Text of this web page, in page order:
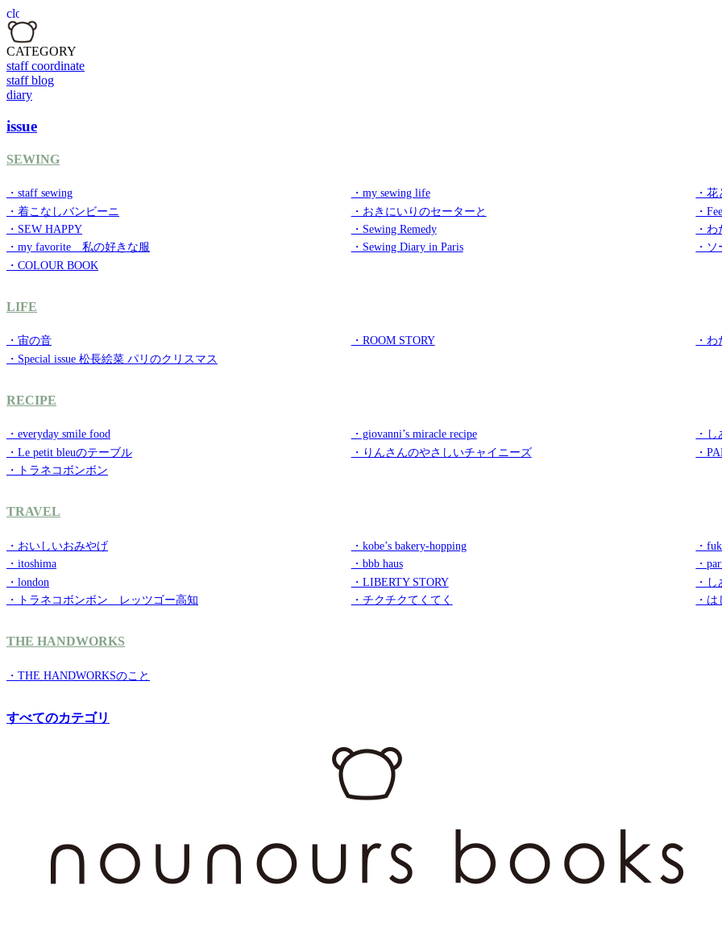
CATEGORY
staff coordinate
staff blog
diary
issue
SEWING
・staff sewing ・my sewing life
・
・着こなしバンビーニ
・おきにいりのセーターと
・
・SEW HAPPY
・Sewing Remedy
・
・my favorite 私の好きな服
・Sewing Diary in Paris
・
・COLOUR BOOK
LIFE
・宙の音 ・ROOM STORY
・
・Special issue 松長絵菜 パリのクリスマス
RECIPE
・everyday smile food ・giovanni’s miracle recipe
・
・Le petit bleuのテーブル
・りんさんのやさしいチャイニーズ
・
・トラネコボンボン
TRAVEL
・おいしいおみやげ ・kobe’s bakery-hopping
・
・itoshima
・bbb haus
・
・london
・LIBERTY STORY
・
・トラネコボンボン レッツゴー高知
・チクチクてくてく ・
THE HANDWORKS
・THE HANDWORKSのこと
すべてのカテゴリ